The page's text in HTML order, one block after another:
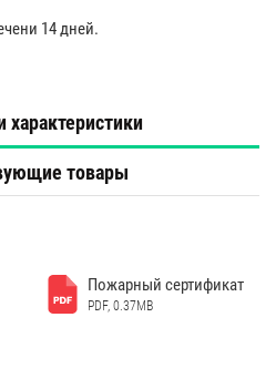
14 дней.
характеристики
товары
Пожарный сертификат
PDF, 0.37MB